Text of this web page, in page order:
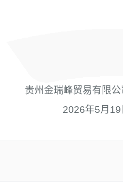
贵州金瑞峰贸易有限公
2026年5月19